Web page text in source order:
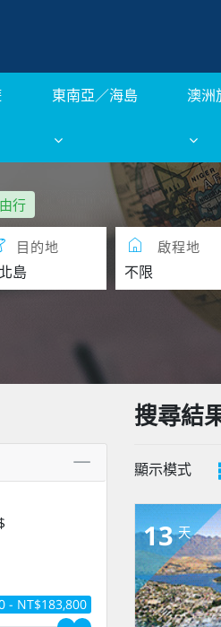
東南亞／海島 澳洲
行
目的地 啟程地
- NT$183,800
搜尋結
顯示模式
13 天